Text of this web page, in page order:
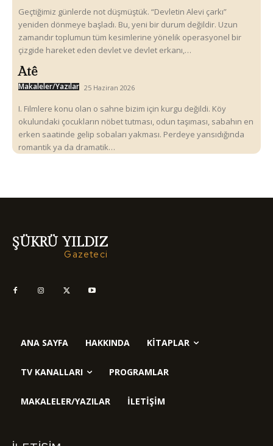
Geçtiğimiz günlerde not düşmüştük. “Devletin Alevi çarkı”
yeniden dönmeye başladı. Bu, yeni bir durum değildir. Uzun
zamandır toplumun tüm kesimlerine yönelik operasyonel bir
çizgide hareket eden devlet ve devlet erkanı,…
Atê
Makaleler/Yazılar 25 Haziran 2026
I. Filmlere konu olan o sahne bizim için kurgu değildi. Köy
okulundaki çocukların nöbet tutması, odun taşıması, sabahın en
erken saatinde gelip sobaları yakması. Perdeye yansıdığında
romantik ya da dramatik…
ŞÜKRÜ YILDIZ
Gazeteci
ANA SAYFA HAKKINDA KITAPLAR
TV KANALLARI PROGRAMLAR
MAKALELER/YAZILAR İLETIŞIM